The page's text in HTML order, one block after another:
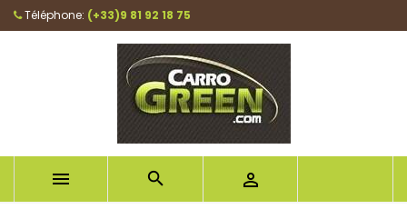
Téléphone: (+33)9 81 92 18 75
  